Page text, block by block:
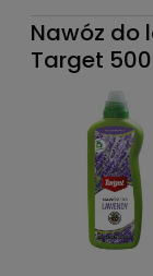
Nawóz do
Target